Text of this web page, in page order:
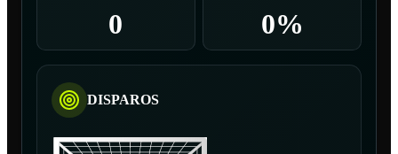
0 0%
DISPAROS